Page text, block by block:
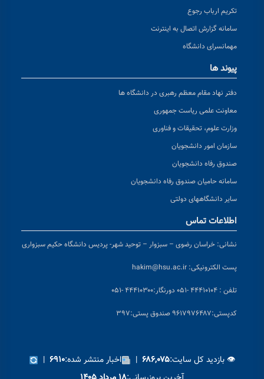
تکریم ارباب رجوع
سامانه گزارش اتصال به اینترنت
مهمانسرای دانشگاه
پیوند ها
دفتر نهاد مقام معظم رهبری در دانشگاه ها
معاونت علمی ریاست جمهوری
وزارت علوم، تحقیقات و فناوری
سازمان امور دانشجویان
صندوق رفاه دانشجویان
سامانه حامیان صندوق رفاه دانشجویان
سایر دانشگاههای دولتی
اطلاعات تماس
نشانی: خراسان رضوی – سبزوار – توحید شهر- پردیس دانشگاه حکیم سبزواری
پست الکترونیکی: hakim@hsu.ac.ir
تلفن : ۴۴۴۱۰۱۰۴ -۰۵۱ دورنگار:۴۴۴۱۰۳۰۰ -۰۵۱
کدپستی:۹۶۱۷۹۷۶۴۸۷ صندوق پستی:۳۹۷
👁 بازدید کل سایت:۶۸۶,۰۷۵ | اخبار منتشر شده:۶۹۱۰ |